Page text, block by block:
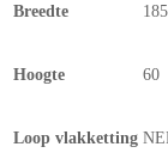
Breedte 185
Hoogte 60
Loop vlakketting